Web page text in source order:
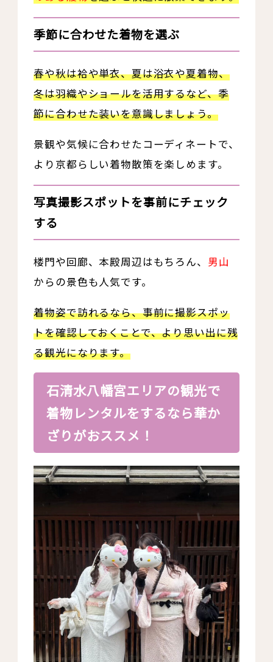
季節に合わせた着物を選ぶ
春や秋は袷や単衣、夏は浴衣や夏着物、
冬は羽織やショールを活用するなど、季
節に合わせた装いを意識しましょう。
景観や気候に合わせたコーディネートで、
より京都らしい着物散策を楽しめます。
写真撮影スポットを事前にチェック
する
楼門や回廊、本殿周辺はもちろん、 男山
からの景色も人気です。
着物姿で訪れるなら、事前に撮影スポッ
トを確認しておくことで、より思い出に残
る観光になります。
石清水八幡宮エリアの観光で
着物レンタルをするなら華か
ざりがおススメ！